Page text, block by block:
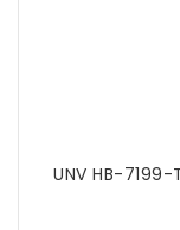
UNV HB-